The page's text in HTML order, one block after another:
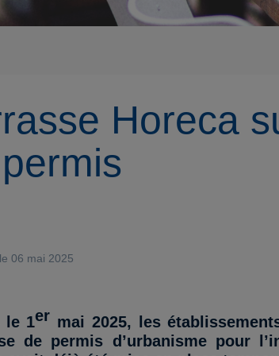
Horeca
06 mai 2025
le 1er mai 2025, les
de permis d’urbanisme pour